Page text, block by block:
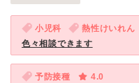
小児科 熱性けいれん
色々相談できます
予防接種
4.0